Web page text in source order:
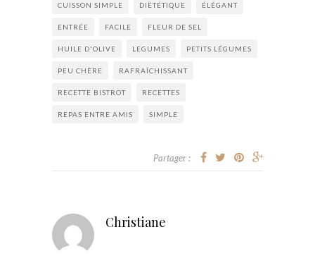
CUISSON SIMPLE DIÈTÉTIQUE ÉLÉGANT
ENTRÉE FACILE FLEUR DE SEL
HUILE D'OLIVE LEGUMES PETITS LÉGUMES
PEU CHÈRE RAFRAÎCHISSANT
RECETTE BISTROT RECETTES
REPAS ENTRE AMIS SIMPLE
Partager :
Christiane